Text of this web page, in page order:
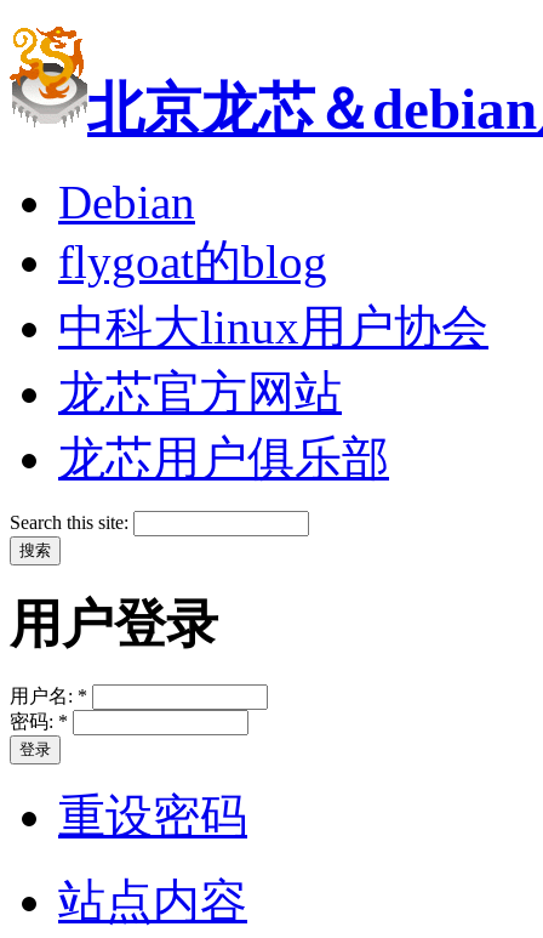
北京龙芯＆
Debian
flygoat的blog
中科大linux用户协会
龙芯官方网站
龙芯用户俱乐部
Search this site:
用户登录
用户名: *
密码: *
重设密码
站点内容